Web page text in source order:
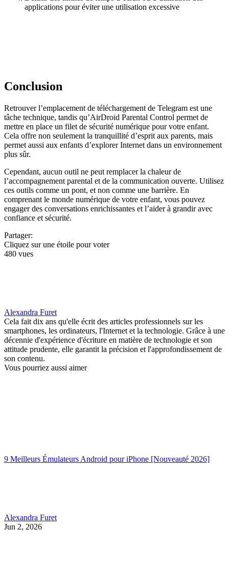
applications pour éviter une utilisation excessive
Conclusion
Retrouver l’emplacement de téléchargement de Telegram est une
tâche technique, tandis qu’AirDroid Parental Control permet de
mettre en place un filet de sécurité numérique pour votre enfant.
Cela offre non seulement la tranquillité d’esprit aux parents, mais
permet aussi aux enfants d’explorer Internet dans un environnement
plus sûr.
Cependant, aucun outil ne peut remplacer la chaleur de
l’accompagnement parental et de la communication ouverte. Utilisez
ces outils comme un pont, et non comme une barrière. En
comprenant le monde numérique de votre enfant, vous pouvez
engager des conversations enrichissantes et l’aider à grandir avec
confiance et sécurité.
Partager:
Cliquez sur une étoile pour voter
480 vues
Alexandra Furet
Cela fait dix ans qu'elle écrit des articles professionnels sur les
smartphones, les ordinateurs, l'Internet et la technologie. Grâce à une
décennie d'expérience d'écriture en matière de technologie et son
attitude prudente, elle garantit la précision et l'approfondissement de
son contenu.
Vous pourriez aussi aimer
9 Meilleurs Émulateurs Android pour iPhone [Nouveauté 2026]
Alexandra Furet
Jun 2, 2026